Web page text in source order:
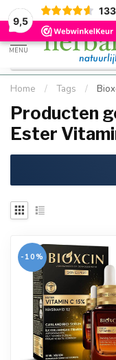
9,5
Kostenloser DE-
Schnell geliefert
MENU
Home / Tags /
Producten
Ester
-10%